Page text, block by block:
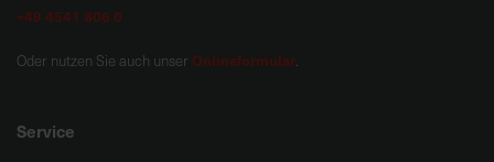
+49 4541 806 0
Oder nutzen Sie auch unser Onlineformular.
Service